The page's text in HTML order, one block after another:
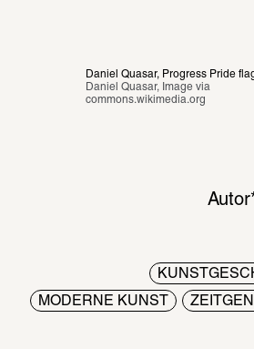
Daniel Quasar, Progress Pride
Daniel Quasar, Image via
commons.wikimedia.org
MODERNE KUNST